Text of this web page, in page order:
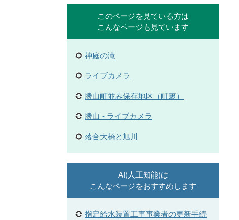
このページを見ている方は
こんなページも見ています
神庭の滝
ライブカメラ
勝山町並み保存地区（町裏）
勝山 - ライブカメラ
落合大橋と旭川
AI(人工知能)は
こんなページをおすすめします
指定給水装置工事事業者の更新手続